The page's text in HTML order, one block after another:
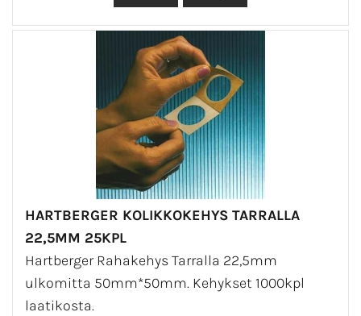
HARTBERGER KOLIKKOKEHYS TARRALLA
22,5MM 25KPL
Hartberger Rahakehys Tarralla 22,5mm
ulkomitta 50mm*50mm. Kehykset 1000kpl
laatikosta.